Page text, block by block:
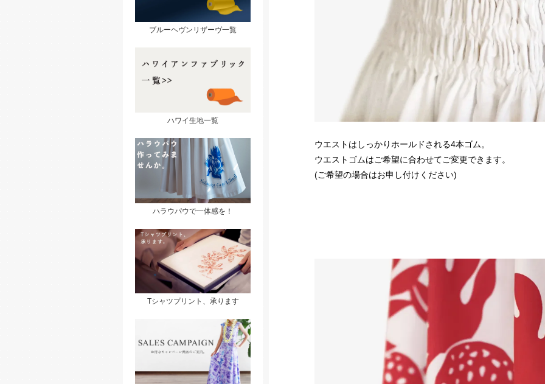
ウエストはしっかりホールドされる4本ゴム。
ウエストゴムはご希望に合わせてご変更できます。
(ご希望の場合はお申し付けください)
ブルーヘヴンリザーヴ一覧
ハワイ生地一覧
ハラウパウで一体感を！
Tシャツプリント、承ります